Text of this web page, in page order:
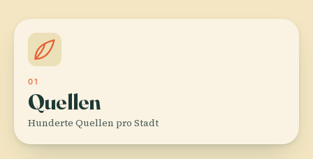
01
Quellen
Hunderte Quellen pro Stadt